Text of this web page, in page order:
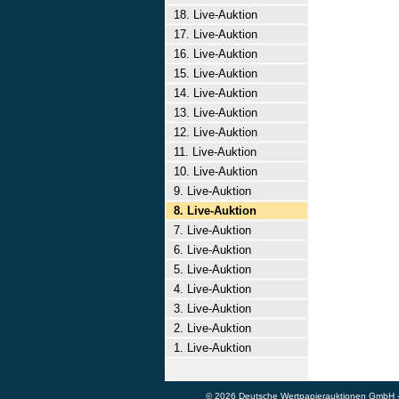
18. Live-Auktion
17. Live-Auktion
16. Live-Auktion
15. Live-Auktion
14. Live-Auktion
13. Live-Auktion
12. Live-Auktion
11. Live-Auktion
10. Live-Auktion
9. Live-Auktion
8. Live-Auktion
7. Live-Auktion
6. Live-Auktion
5. Live-Auktion
4. Live-Auktion
3. Live-Auktion
2. Live-Auktion
1. Live-Auktion
© 2026 Deutsche Wertpapierauktionen GmbH